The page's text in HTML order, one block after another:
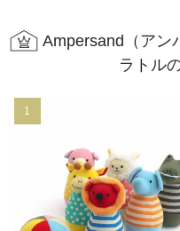
Ampersand（アン
ラトル
1